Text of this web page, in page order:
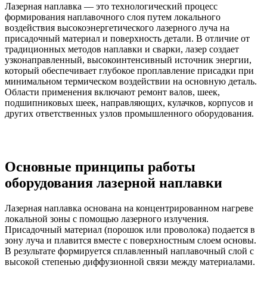
Лазерная наплавка — это технологический процесс
формирования наплавочного слоя путем локального
воздействия высокоэнергетического лазерного луча на
присадочный материал и поверхность детали. В отличие от
традиционных методов наплавки и сварки, лазер создает
узконаправленный, высокоинтенсивный источник энергии,
который обеспечивает глубокое проплавление присадки при
минимальном термическом воздействии на основную деталь.
Области применения включают ремонт валов, шеек,
подшипниковых шеек, направляющих, кулачков, корпусов и
других ответственных узлов промышленного оборудования.
Основные принципы работы
оборудования лазерной наплавки
Лазерная наплавка основана на концентрированном нагреве
локальной зоны с помощью лазерного излучения.
Присадочный материал (порошок или проволока) подается в
зону луча и плавится вместе с поверхностным слоем основы.
В результате формируется сплавленный наплавочный слой с
высокой степенью диффузионной связи между материалами.